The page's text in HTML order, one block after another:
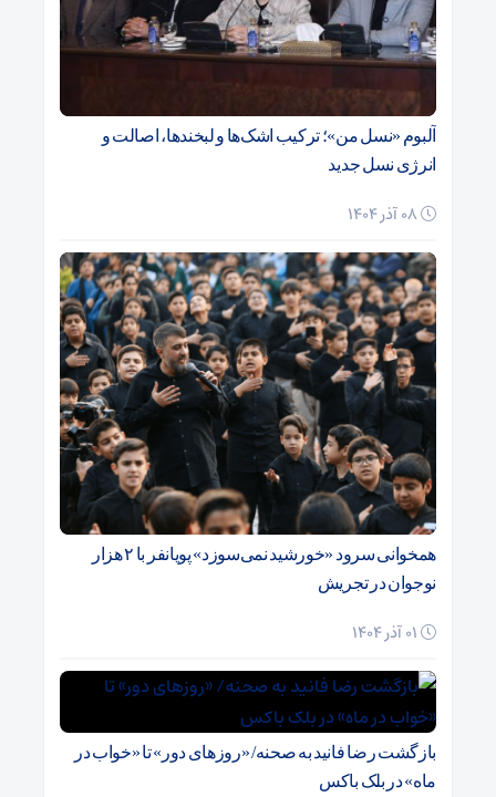
آلبوم «نسل من»؛ ترکیب اشک‌ها و لبخندها، اصالت و
انرژی نسل جدید
همخوانی سرود «خورشید نمی‌سوزد» پویانفر با ۲ هزار
نوجوان در تجریش
بازگشت رضا فانید به صحنه/ «روزهای دور» تا «خواب در
ماه» در بلک باکس